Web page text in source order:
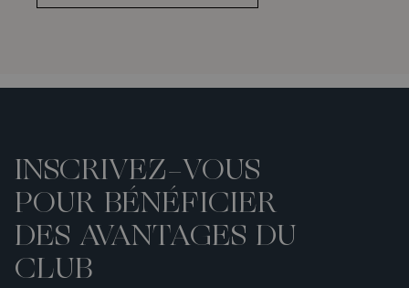
INSCRIVEZ-VOUS
POUR BÉNÉFICIER
DES AVANTAGES DU
CLUB